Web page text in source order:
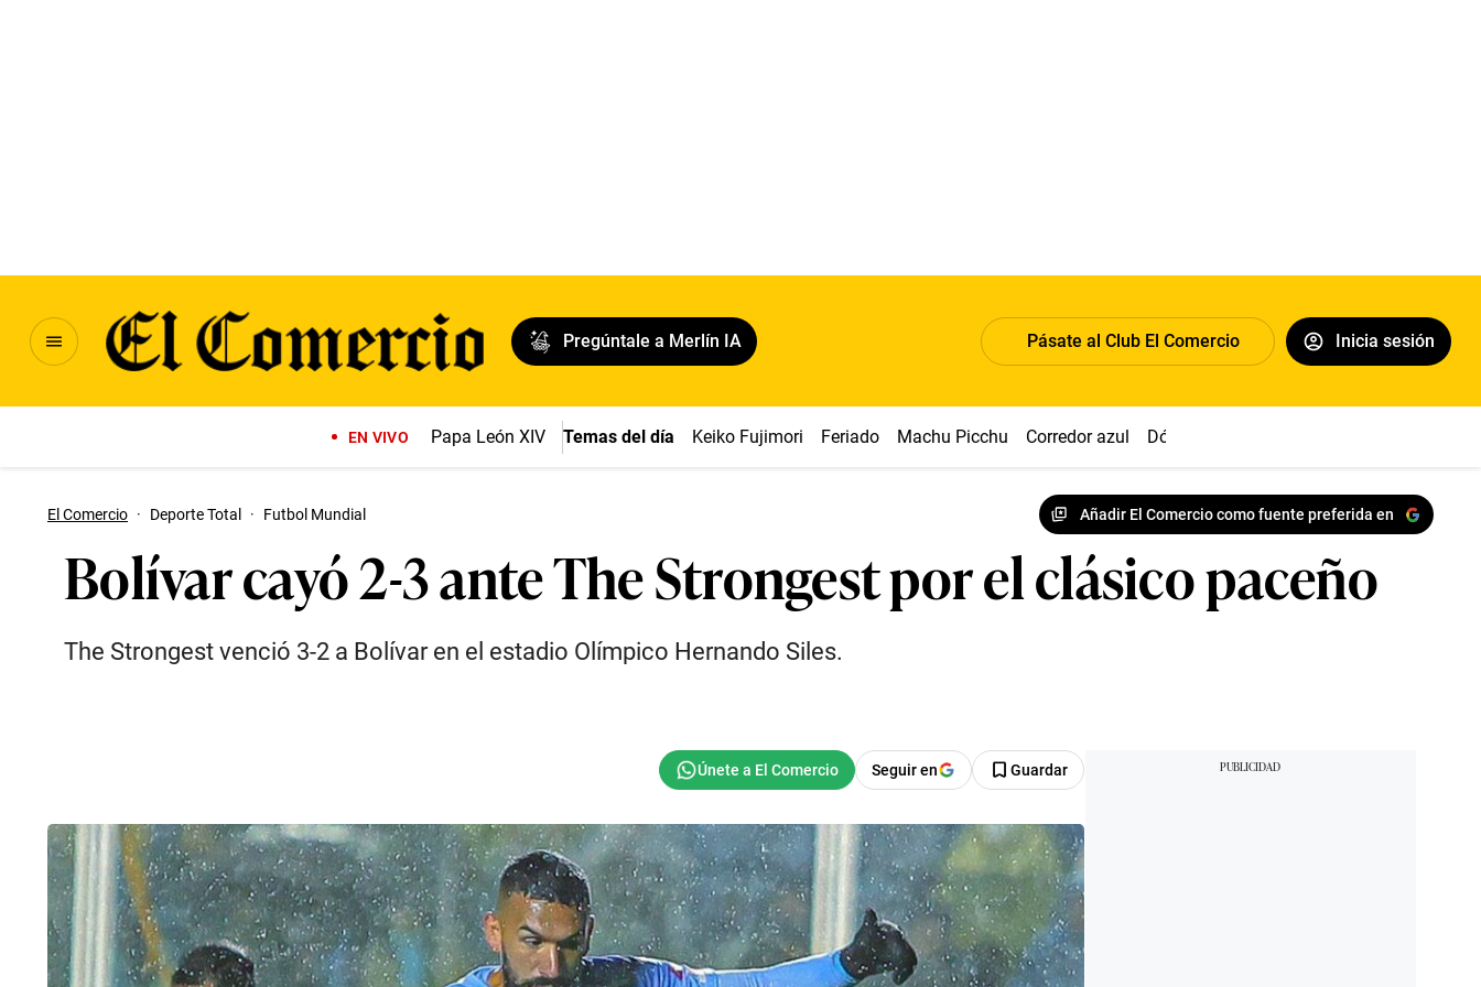
Pregúntale a Merlín IA Pásate al Club El Comercio Inicia sesión
EN VIVO Papa León XIV Temas del día Keiko Fujimori Feriado Machu Picchu Corredor azul Dólar
El Comercio · Deporte Total · Futbol Mundial Añadir El Comercio como fuente preferida en
Bolívar cayó 2-3 ante The Strongest por el clásico paceño
The Strongest venció 3-2 a Bolívar en el estadio Olímpico Hernando Siles.
Seguir en Guardar